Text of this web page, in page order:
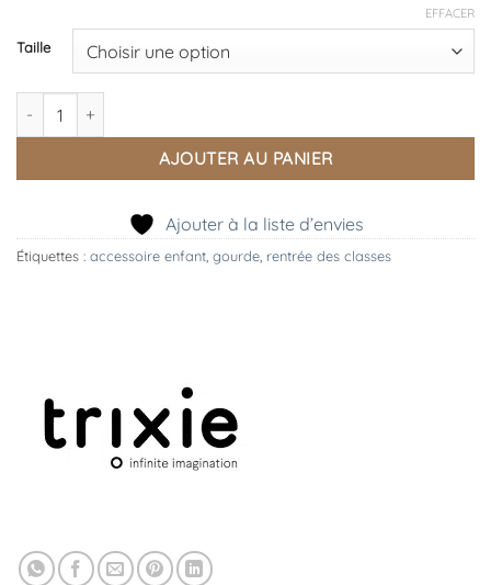
Taille
EFFACER
AJOUTER AU PANIER
Ajouter à la liste d’envies
Étiquettes : accessoire enfant, gourde, rentrée des classes